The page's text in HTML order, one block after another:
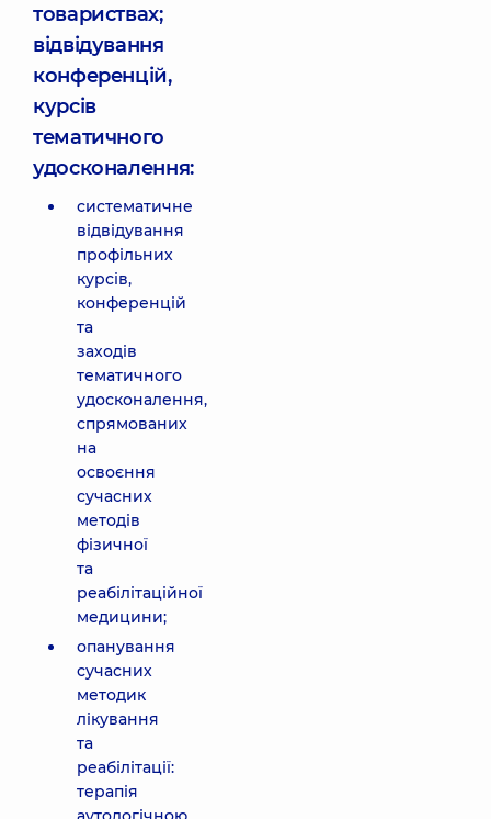
товариствах;
відвідування
конференцій,
курсів
тематичного
удосконалення:
систематичне
відвідування
профільних
курсів,
конференцій
та
заходів
тематичного
удосконалення,
спрямованих
на
освоєння
сучасних
методів
фізичної
та
реабілітаційної
медицини;
опанування
сучасних
методик
лікування
та
реабілітації:
терапія